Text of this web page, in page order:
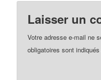
Laisser un
Votre adresse e-mail ne
obligatoires sont